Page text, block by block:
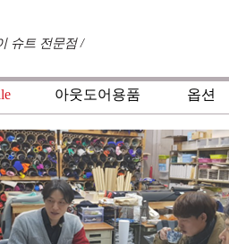
슈트 전문점 /
+
아웃도어용품 옵션